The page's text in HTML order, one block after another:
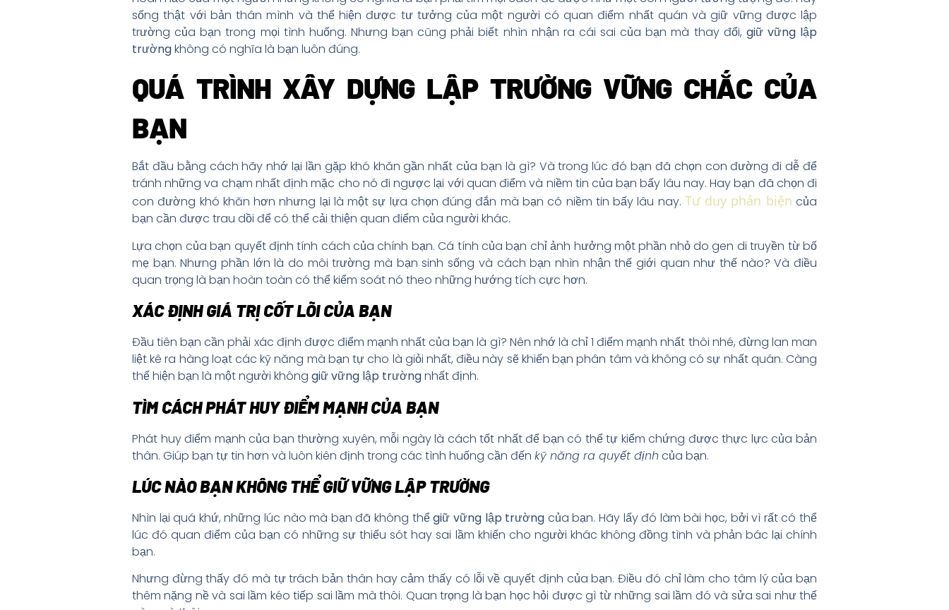
sống thật với bản thân mình và thể hiện được tư tưởng của một người có quan điểm nhất quán và giữ vững được lập
trường của bạn trong mọi tình huống. Nhưng bạn cũng phải biết nhìn nhận ra cái sai của bạn mà thay đổi, giữ vững lập
trườngkhông có nghĩa là bạn luôn đúng.
QUÁ TRÌNH XÂY DỰNG LẬP TRƯỜNG VỮNG CHẮC CỦA
BẠN
Bắt đầu bằng cách hãy nhớ lại lần gặp khó khăn gần nhất của bạn là gì? Và trong lúc đó bạn đã chọn con đường đi dễ để
tránh những va chạm nhất định mặc cho nó đi ngược lại với quan điểm và niềm tin của bạn bấy lâu nay. Hay bạn đã chọn đi
con đường khó khăn hơn nhưng lại là một sự lựa chọn đúng đắn mà bạn có niềm tin bấy lâu nay. Tư duy phản biện của
bạn cần được trau dồi để có thể cải thiện quan điểm của người khác.
Lựa chọn của bạn quyết định tính cách của chính bạn. Cá tính của bạn chỉ ảnh hưởng một phần nhỏ do gen di truyền từ bố
mẹ bạn. Nhưng phần lớn là do môi trường mà bạn sinh sống và cách bạn nhìn nhận thế giới quan như thế nào? Và điều
quan trọng là bạn hoàn toàn có thể kiểm soát nó theo những hướng tích cực hơn.
XÁC ĐỊNH GIÁ TRỊ CỐT LÕI CỦA BẠN
Đầu tiên bạn cần phải xác định được điểm mạnh nhất của bạn là gì? Nên nhớ là chỉ 1 điểm mạnh nhất thôi nhé, đừng lan man
liệt kê ra hàng loạt các kỹ năng mà bạn tự cho là giỏi nhất, điều này sẽ khiến bạn phân tâm và không có sự nhất quán. Càng
thể hiện bạn là một người không giữ vững lập trườngnhất định.
TÌM CÁCH PHÁT HUY ĐIỂM MẠNH CỦA BẠN
Phát huy điểm mạnh của bạn thường xuyên, mỗi ngày là cách tốt nhất để bạn có thể tự kiểm chứng được thực lực của bản
thân. Giúp bạn tự tin hơn và luôn kiên định trong các tình huống cần đến kỹ năng ra quyết định của bạn.
LÚC NÀO BẠN KHÔNG THỂ GIỮ VỮNG LẬP TRƯỜNG
Nhìn lại quá khứ, những lúc nào mà bạn đã không thểgiữ vững lập trường của bạn. Hãy lấy đó làm bài học, bởi vì rất có thể
lúc đó quan điểm của bạn có những sự thiếu sót hay sai lầm khiến cho người khác không đồng tình và phản bác lại chính
bạn.
Nhưng đừng thấy đó mà tự trách bản thân hay cảm thấy có lỗi về quyết định của bạn. Điều đó chỉ làm cho tâm lý của bạn
thêm nặng nề và sai lầm kéo tiếp sai lầm mà thôi. Quan trọng là bạn học hỏi được gì từ những sai lầm đó và sửa sai như thế